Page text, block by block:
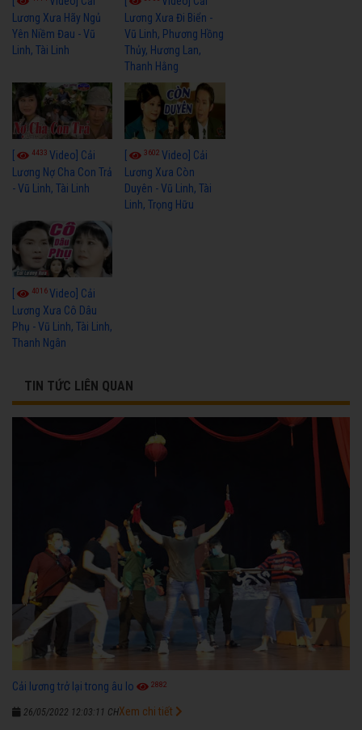
Lương Xưa Hãy Ngủ
Yên Niềm Đau - Vũ
Linh, Tài Linh
Lương Xưa Đi Biển -
Vũ Linh, Phương Hồng
Thủy, Hương Lan,
Thanh Hằng
4433 Video] Cải
Lương Nợ Cha Con Trả
- Vũ Linh, Tài Linh
3602Video] Cải
Lương Xưa Còn
Duyên - Vũ Linh, Tài
Linh, Trọng Hữu
4016Video] Cải
Lương Xưa Cô Dâu
Phụ - Vũ Linh, Tài Linh,
Thanh Ngân
TIN TỨC LIÊN QUAN
Cải lương trở lại trong âu lo 2882
26/05/2022 12:03:11 CHXem chi tiết